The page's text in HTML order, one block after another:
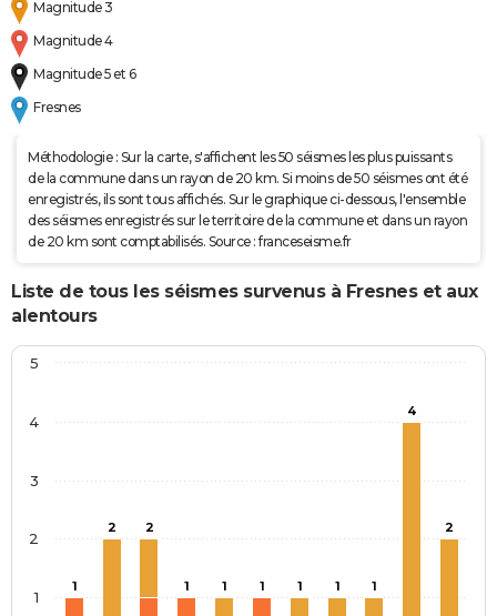
Magnitude 3
Magnitude 4
Magnitude 5 et 6
Fresnes
Méthodologie : Sur la carte, s'affichent les 50 séismes les plus puissants
de la commune dans un rayon de 20 km. Si moins de 50 séismes ont été
enregistrés, ils sont tous affichés. Sur le graphique ci-dessous, l'ensemble
des séismes enregistrés sur le territoire de la commune et dans un rayon
de 20 km sont comptabilisés. Source : franceseisme.fr
Liste de tous les séismes survenus à Fresnes et aux
alentours
1
2 2
1 1 1 1 1 1
4
2
1
2
3
4
5